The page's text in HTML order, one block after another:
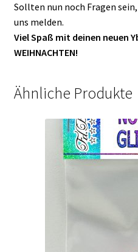
Sollten nun noch Fragen
uns melden.
Viel Spaß mit deinen neuen
WEIHNACHTEN!
Ähnliche Produkte